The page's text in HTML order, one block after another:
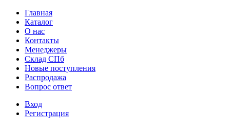
Главная
Каталог
О нас
Контакты
Менеджеры
Склад СПб
Новые поступления
Распродажа
Вопрос ответ
Вход
Регистрация